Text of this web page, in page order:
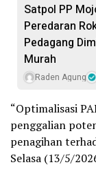
Satpol PP
Peredaran
Pedagang
Murah
Raden Agung
“Optimalisasi
penggalian
penagihan
Selasa (13/5/